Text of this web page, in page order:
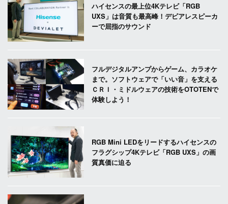
ハイセンスの最上位4Kテレビ「RGB
UXS」は音質も最高峰！デビアレスピーカ
ーで屈指のサウンド
フルデジタルアンプからゲーム、カラオケ
まで。ソフトウェアで「いい音」を支える
ＣＲＩ・ミドルウェアの技術をOTOTENで
体験しよう！
RGB Mini LEDをリードするハイセンスの
フラグシップ4Kテレビ「RGB UXS」の画
質真価に迫る